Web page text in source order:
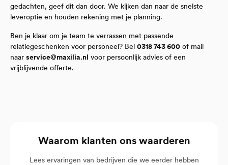
gedachten, geef dit dan door. We kijken dan naar de snelste
leveroptie en houden rekening met je planning.
Ben je klaar om je team te verrassen met passende
relatiegeschenken voor personeel? Bel 0318 743 600 of mail
naar service@maxilia.nl voor persoonlijk advies of een
vrijblijvende offerte.
Waarom klanten ons waarderen
Lees ervaringen van bedrijven die we eerder hebben